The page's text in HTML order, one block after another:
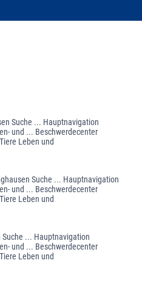
Suche ... Hauptnavigation
und ... Beschwerdecenter
Leben und
Suche ... Hauptnavigation
und ... Beschwerdecenter
Leben und
Suche ... Hauptnavigation
und ... Beschwerdecenter
Leben und